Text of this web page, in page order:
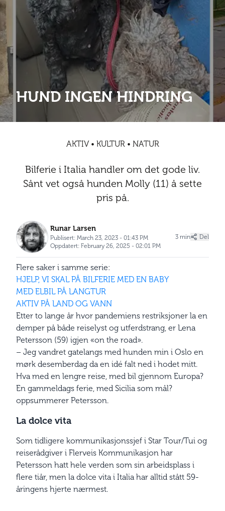
Kultur
Mat og drikke
Natur
Nyheter
Safari
Storby
Trender
Sør-Amerika
Abonnementsfordeler
Våre vilkår og personvernpolicy
Presse
Annonsere
Kontakt
Abonnementsfordeler
Digitalutgaver
Nyheter Safari Sol og bad
Spa og luksus Storby
Trender Vinter
Kontakt
HUND INGEN HINDRING
AKTIV • KULTUR • NATUR
Bilferie i Italia handler om det gode liv.
Sånt vet også hunden Molly (11) å sette
pris på.
Runar Larsen
Publisert: March 23, 2023 - 01:43 PM
Oppdatert: February 26, 2025 - 02:01 PM
3 min Del
Flere saker i samme serie:
HJELP, VI SKAL PÅ BILFERIE MED EN BABY
MED ELBIL PÅ LANGTUR
AKTIV PÅ LAND OG VANN
Etter to lange år hvor pandemiens restriksjoner la en
demper på både reiselyst og utferdstrang, er Lena
Petersson (59) igjen «on the road».
– Jeg vandret gatelangs med hunden min i Oslo en
mørk desemberdag da en idé falt ned i hodet mitt.
Hva med en lengre reise, med bil gjennom Europa?
En gammeldags ferie, med Sicilia som mål?
oppsummerer Petersson.
La dolce vita
Som tidligere kommunikasjonssjef i Star Tour/Tui og
reiserådgiver i Flerveis Kommunikasjon har
Petersson hatt hele verden som sin arbeidsplass i
flere tiår, men la dolce vita i Italia har alltid stått 59-
åringens hjerte nærmest.